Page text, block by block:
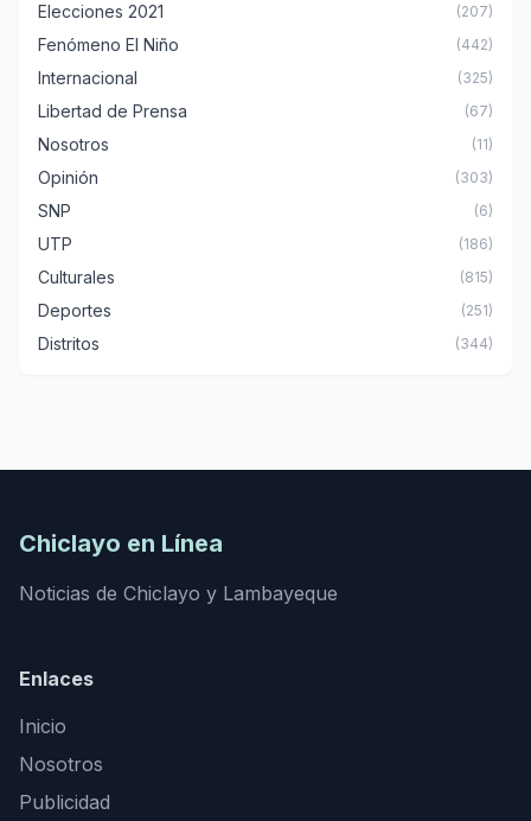
Elecciones 2021 (207)
Fenómeno El Niño (442)
Internacional (325)
Libertad de Prensa (67)
Nosotros (11)
Opinión (303)
SNP (6)
UTP (186)
Culturales (815)
Deportes (251)
Distritos (344)
Chiclayo en Línea
Noticias de Chiclayo y Lambayeque
Enlaces
Inicio
Nosotros
Publicidad